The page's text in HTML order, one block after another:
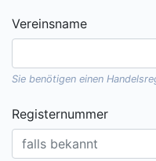
Vereinsname
Sie benötigen einen
Registernummer